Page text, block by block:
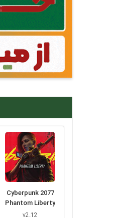
Cyberpunk 2077
Phantom Liberty
v2.12